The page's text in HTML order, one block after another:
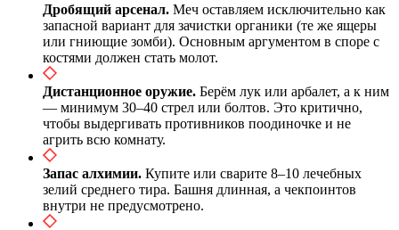
Дробящий арсенал. Меч оставляем исключительно как
запасной вариант для зачистки органики (те же ящеры
или гниющие зомби). Основным аргументом в споре с
костями должен стать молот.
Дистанционное оружие. Берём лук или арбалет, а к ним
— минимум 30–40 стрел или болтов. Это критично,
чтобы выдергивать противников поодиночке и не
агрить всю комнату.
Запас алхимии. Купите или сварите 8–10 лечебных
зелий среднего тира. Башня длинная, а чекпоинтов
внутри не предусмотрено.